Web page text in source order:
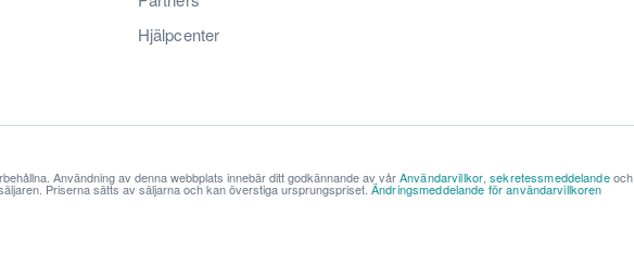
Hjälpcenter
Användning av denna webbplats innebär ditt godkännande av vårAnvändarvillkor,sekretessmeddelandeoch
Priserna sätts av säljarna och kan överstiga ursprungspriset. Ändringsmeddelande för användarvillkoren